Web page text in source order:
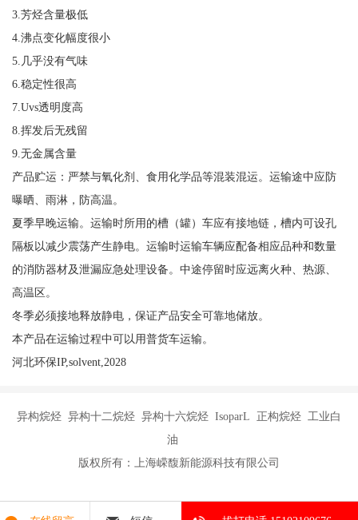
3.芳烃含量极低
4.沸点变化幅度很小
5.几乎没有气味
6.稳定性很高
7.Uvs透明度高
8.挥发后无残留
9.无金属含量
产品贮运：严禁与氧化剂、食用化学品等混装混运。运输途中应防
曝晒、雨淋，防高温。
夏季早晚运输。运输时所用的槽（罐）车应有接地链，槽内可设孔
隔板以减少震荡产生静电。运输时运输车辆应配备相应品种和数量
的消防器材及泄漏应急处理设备。中途停留时应远离火种、热源、
高温区。
冬季必须接地释放静电，保证产品安全可靠地储放。
本产品在运输过程中可以用普货车运输。
河北环保IP,solvent,2028
异构烷烃 异构十二烷烃 异构十六烷烃 IsoparL 正构烷烃 工业白
油
版权所有：上海嵘馥新能源科技有限公司